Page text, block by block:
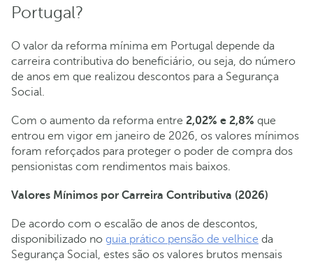
Portugal?
O valor da reforma mínima em Portugal depende da
carreira contributiva do beneficiário, ou seja, do número
de anos em que realizou descontos para a Segurança
Social.
Com o aumento da reforma entre 2,02% e 2,8% que
entrou em vigor em janeiro de 2026, os valores mínimos
foram reforçados para proteger o poder de compra dos
pensionistas com rendimentos mais baixos.
Valores Mínimos por Carreira Contributiva (2026)
De acordo com o escalão de anos de descontos,
disponibilizado no guia prático pensão de velhice da
Segurança Social, estes são os valores brutos mensais